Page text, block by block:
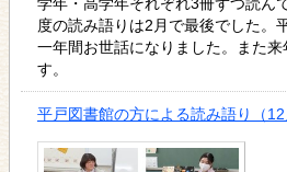
度の読み語りは2月で最後でした。
一年間お世話になりました。また
す。
平戸図書館の方による読み語り（12